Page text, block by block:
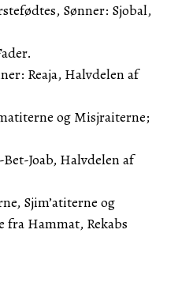
Sønner: Sjobal,
Reaja, Halvdelen af
og Misjraiterne;
Joab, Halvdelen af
Sjim’atiterne og
fra Hammat, Rekabs